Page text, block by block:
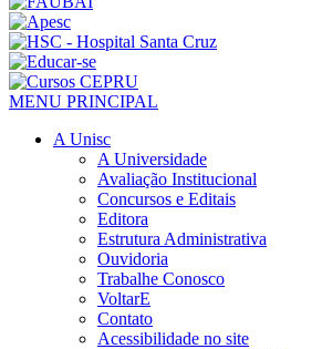
MENU PRINCIPAL
A Unisc
A Universidade
Avaliação Institucional
Concursos e Editais
Editora
Estrutura Administrativa
Ouvidoria
Trabalhe Conosco
VoltarE
Contato
Acessibilidade no site